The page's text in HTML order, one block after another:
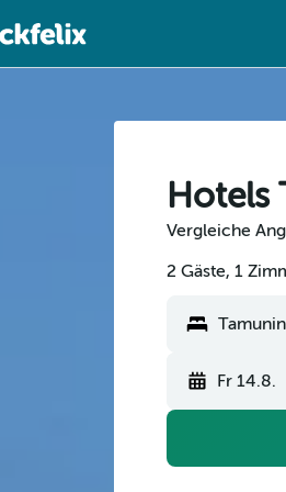
Hotels
Vergleiche
2 Gäste, 1
Fr 14.8.